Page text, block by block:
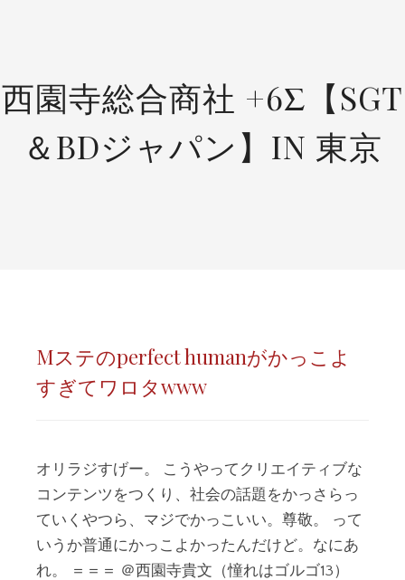
西園寺総合商社 +6Σ【SGT
＆BDジャパン】IN 東京
Mステのperfect humanがかっこよ
すぎてワロタwww
オリラジすげー。 こうやってクリエイティブな
コンテンツをつくり、社会の話題をかっさらっ
ていくやつら、マジでかっこいい。尊敬。 って
いうか普通にかっこよかったんだけど。なにあ
れ。 ＝＝＝ ＠西園寺貴文（憧れはゴルゴ13）